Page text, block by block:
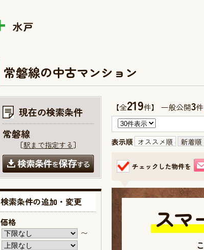
常磐線の中古マンション
【全219件】 一般公開3件
表示順 オススメ順 新着順
チェックした物件を
現在の検索条件
常磐線
［駅まで指定する］
検索条件の追加・変更
価格
〜